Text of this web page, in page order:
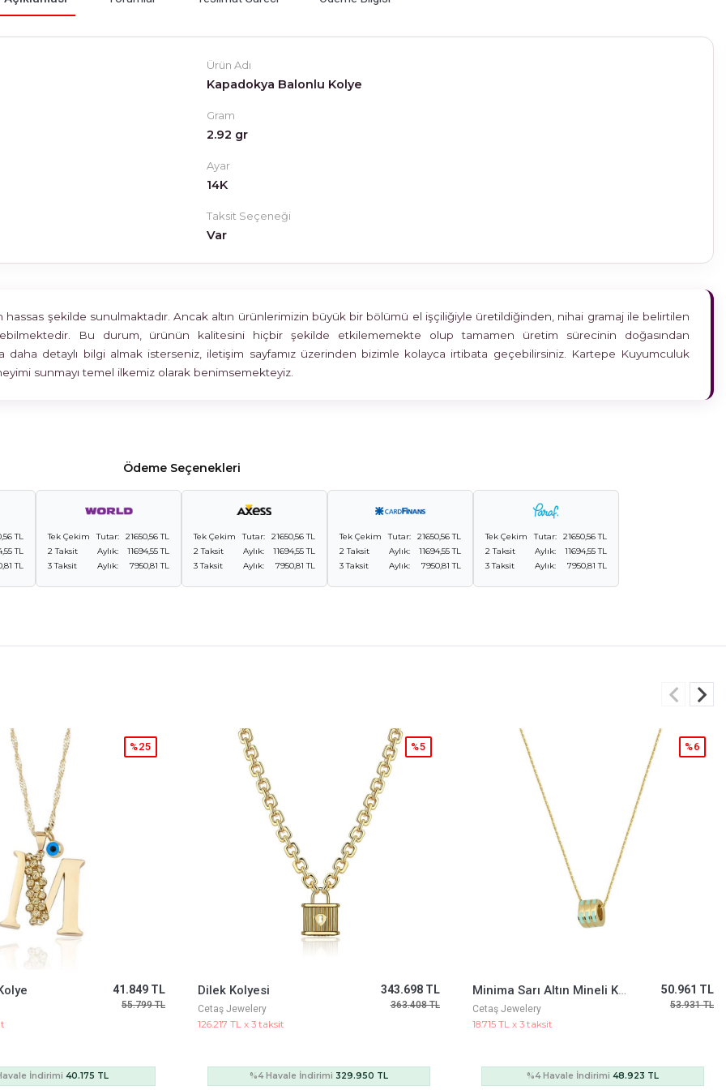
Ürün Adı
Kapadokya Balonlu Kolye
Gram
2.92 gr
Ayar
14K
Taksit Seçeneği
Var
şekilde sunulmaktadır. Ancak altın ürünlerimizin büyük bir bölümü el işçiliğiyle üretildiğinden, nihai gramaj ile belirtilen
Bu durum, ürünün kalitesini hiçbir şekilde etkilememekte olup tamamen üretim sürecinin doğasından
daha detaylı bilgi almak isterseniz, iletişim sayfamız üzerinden bizimle kolayca irtibata geçebilirsiniz. Kartepe Kuyumculuk
sunmayı temel ilkemiz olarak benimsemekteyiz.
Ödeme Seçenekleri
TL
TL
TL
Tek Çekim Tutar:
21650,56 TL
2 Taksit
Aylık:
11694,55 TL
3 Taksit
Aylık: 7950,81 TL
Tek Çekim Tutar:
21650,56 TL
2 Taksit
Aylık:
11694,55 TL
3 Taksit
Aylık: 7950,81 TL
Tek Çekim Tutar:
21650,56 TL
2 Taksit
Aylık:
11694,55 TL
3 Taksit
Aylık: 7950,81 TL
Tek Çekim Tutar:
21650,56 TL
2 Taksit
Aylık:
11694,55 TL
3 Taksit
Aylık: 7950,81 TL
343.698 TL
363.408 TL
%5
İndirimi329.950 TL
Cetaş Jewelery
18.715 TL x 3 taksit
50.961 TL
53.931 TL
%6
%4 Havale İndirimi48.923 TL
Mineli Taşlı Zaman Kolyesi
Cetaş Jewelery
24.044 TL x 3 taksit
65.473 TL
69.253 TL
%5
%4 Havale İndirimi62.854 TL